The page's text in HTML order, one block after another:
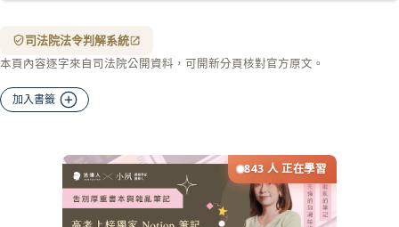
司法院法令判解系統
本頁內容逐字來自司法院公開資料，可開新分頁核對官方原文。
加入書籤
843 人 正在學習
匯出 PDF